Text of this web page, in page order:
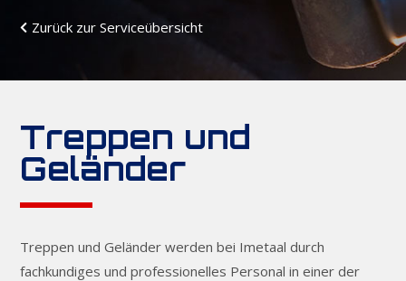
Zurück zur Serviceübersicht
Treppen und
Geländer
Treppen und Geländer werden bei Imetaal durch
fachkundiges und professionelles Personal in einer der